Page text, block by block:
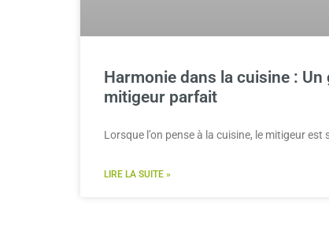
Harmonie dans la cuisine :
mitigeur parfait
Lorsque l’on pense à la cuisine, le mitigeur est
LIRE LA SUITE »